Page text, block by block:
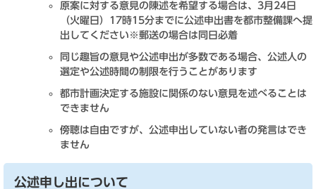
原案に対する意見の陳述を希望する場合は、3月24日
（火曜日）17時15分までに公述申出書を都市整備課へ提
出してください※郵送の場合は同日必着
同じ趣旨の意見や公述申出が多数である場合、公述人の
選定や公述時間の制限を行うことがあります
都市計画決定する施設に関係のない意見を述べることは
できません
傍聴は自由ですが、公述申出していない者の発言はでき
ません
公述申し出について